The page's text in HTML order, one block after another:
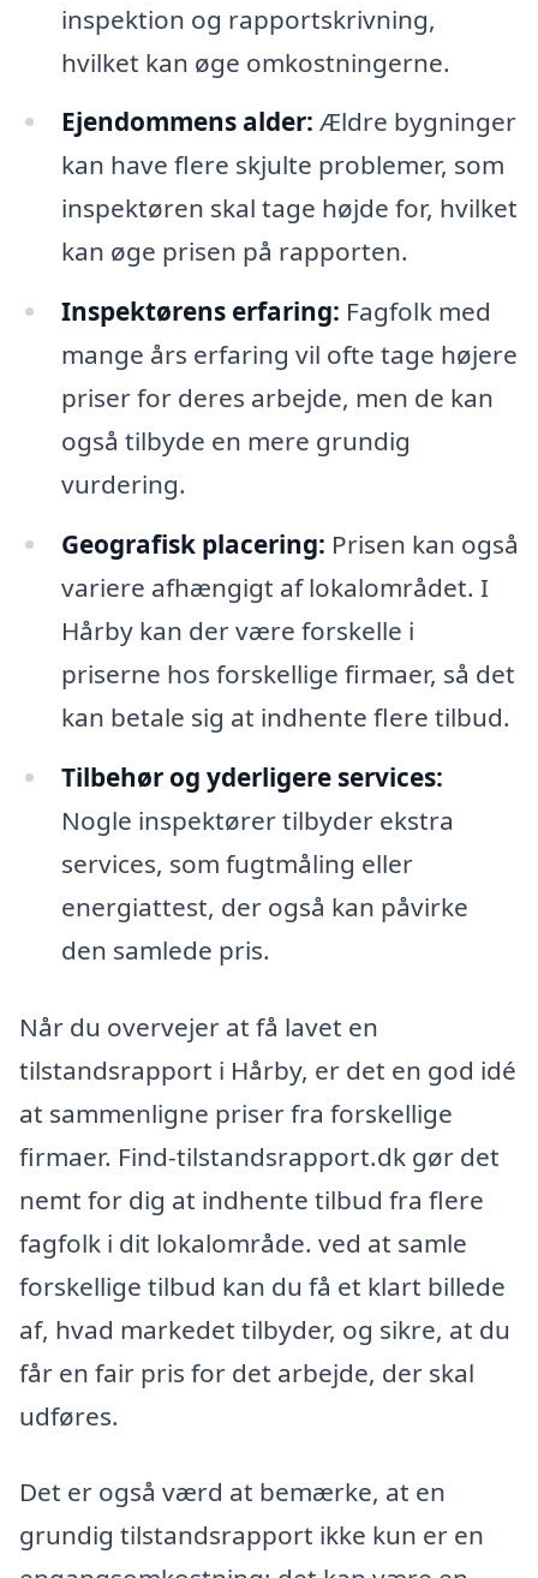
inspektion og rapportskrivning,
hvilket kan øge omkostningerne.
Ejendommens alder: Ældre bygninger
kan have flere skjulte problemer, som
inspektøren skal tage højde for, hvilket
kan øge prisen på rapporten.
Inspektørens erfaring: Fagfolk med
mange års erfaring vil ofte tage højere
priser for deres arbejde, men de kan
også tilbyde en mere grundig
vurdering.
Geografisk placering: Prisen kan også
variere afhængigt af lokalområdet. I
Hårby kan der være forskelle i
priserne hos forskellige firmaer, så det
kan betale sig at indhente flere tilbud.
Tilbehør og yderligere services:
Nogle inspektører tilbyder ekstra
services, som fugtmåling eller
energiattest, der også kan påvirke
den samlede pris.
Når du overvejer at få lavet en
tilstandsrapport i Hårby, er det en god idé
at sammenligne priser fra forskellige
firmaer. Find-tilstandsrapport.dk gør det
nemt for dig at indhente tilbud fra flere
fagfolk i dit lokalområde. ved at samle
forskellige tilbud kan du få et klart billede
af, hvad markedet tilbyder, og sikre, at du
får en fair pris for det arbejde, der skal
udføres.
Det er også værd at bemærke, at en
grundig tilstandsrapport ikke kun er en